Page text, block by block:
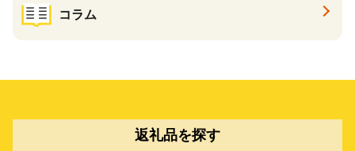
コラム
返礼品を探す